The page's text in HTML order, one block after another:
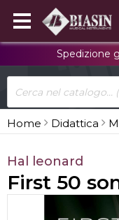
Spedizione
Home Didattica
Hal leonard
First 50